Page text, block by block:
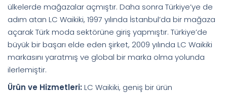
ülkelerde mağazalar açmıştır. Daha sonra Türkiye’ye de
adım atan LC Waikiki, 1997 yılında İstanbul’da bir mağaza
açarak Türk moda sektörüne giriş yapmıştır. Türkiye’de
büyük bir başarı elde eden şirket, 2009 yılında LC Waikiki
markasını yaratmış ve global bir marka olma yolunda
ilerlemiştir.
Ürün ve Hizmetleri: LC Waikiki, geniş bir ürün